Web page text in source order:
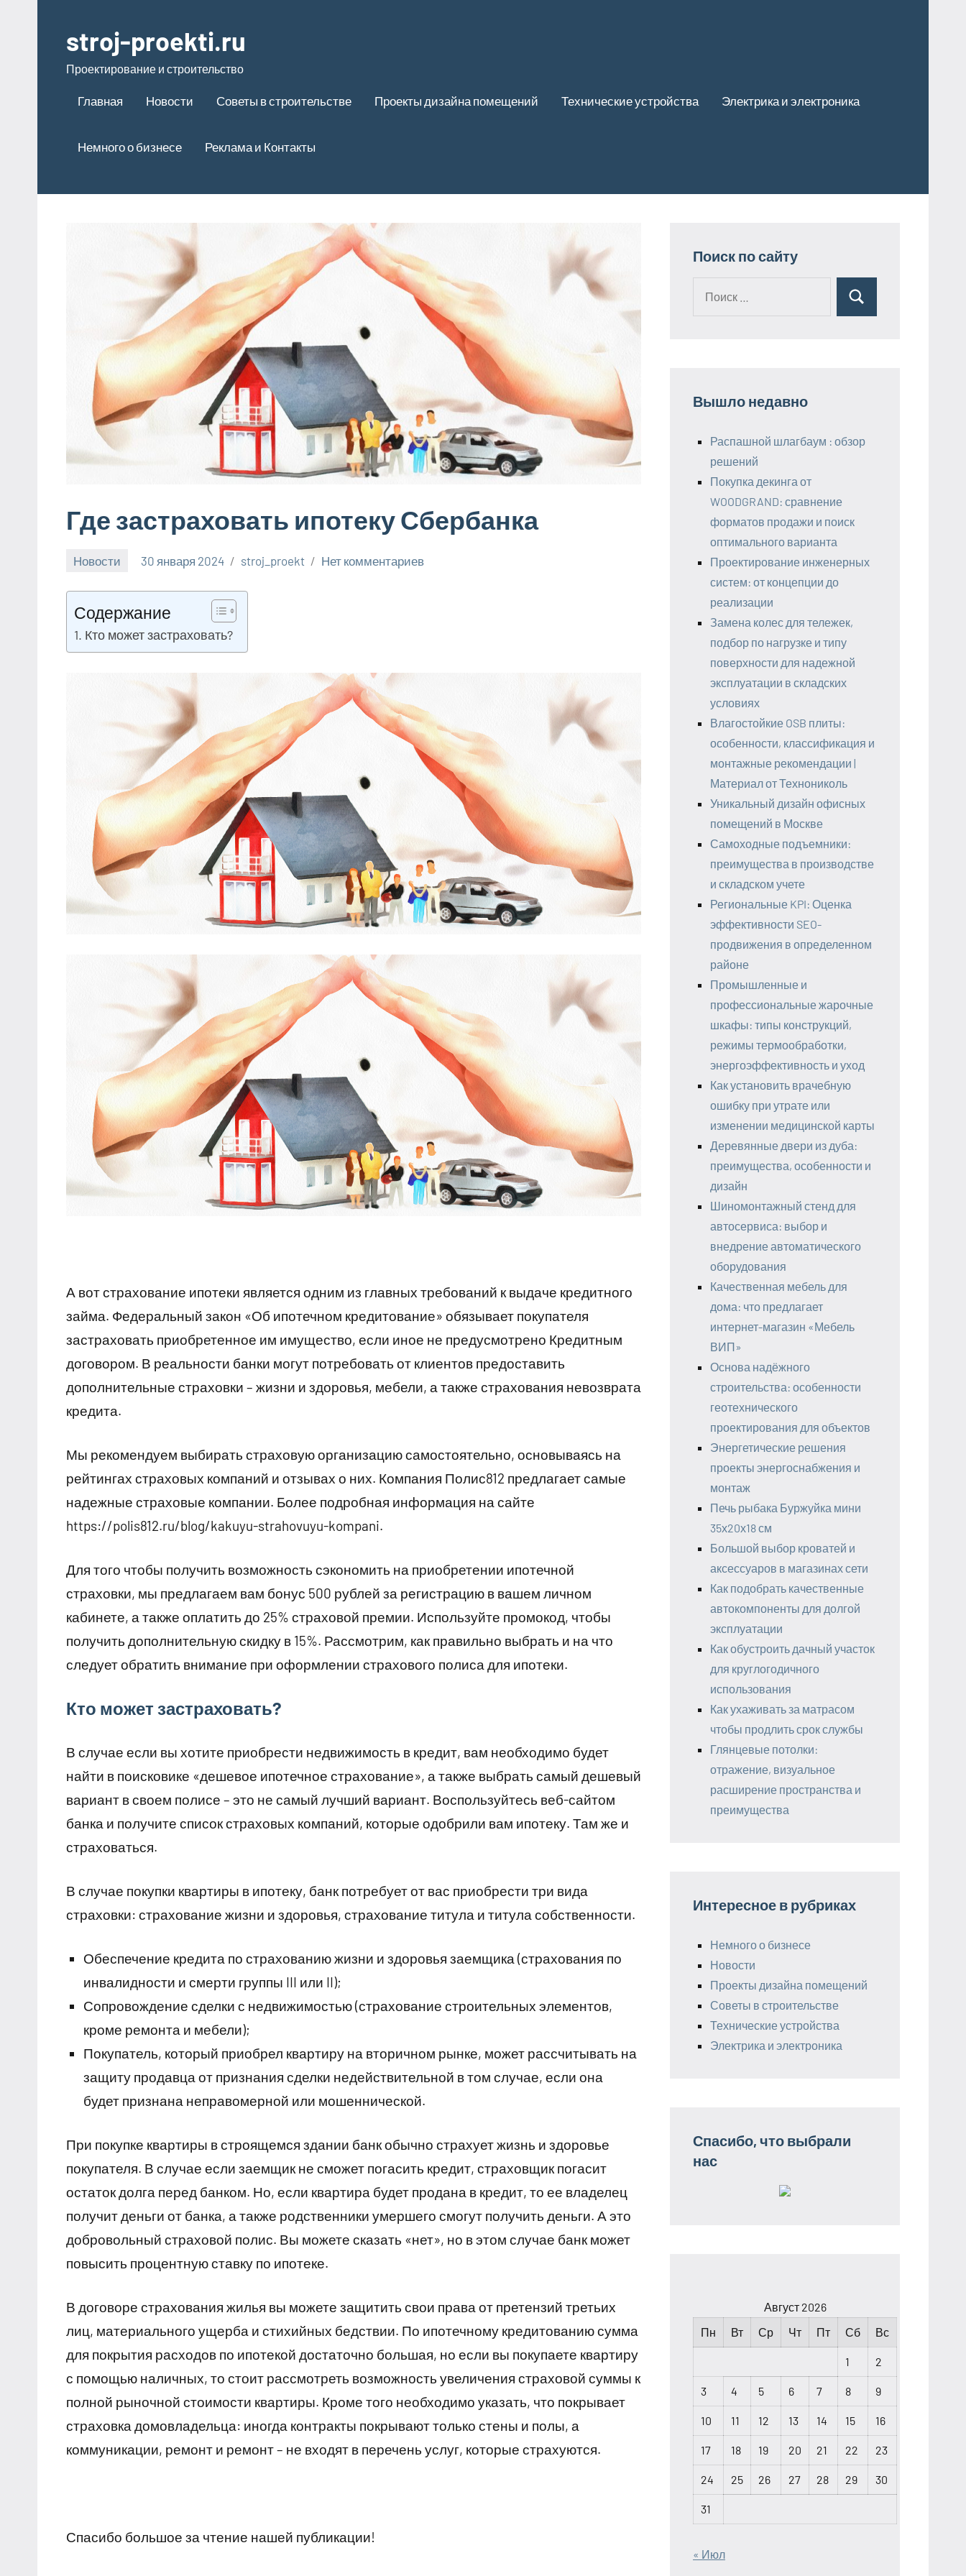
содержимому
stroj-proekti.ru
Проектирование и строительство
Главная Новости Советы в строительстве Проекты дизайна помещений Технические устройства Электрика и электроника
Немного о бизнесе Реклама и Контакты
Где застраховать ипотеку Сбербанка
Новости 30 января 2024 stroj_proekt Нет комментариев
Содержание
Кто может застраховать?
А вот страхование ипотеки является одним из главных требований к выдаче кредитного
займа. Федеральный закон «Об ипотечном кредитование» обязывает покупателя
застраховать приобретенное им имущество, если иное не предусмотрено Кредитным
договором. В реальности банки могут потребовать от клиентов предоставить
дополнительные страховки – жизни и здоровья, мебели, а также страхования невозврата
кредита.
Мы рекомендуем выбирать страховую организацию самостоятельно, основываясь на
рейтингах страховых компаний и отзывах о них. Компания Полис812 предлагает самые
надежные страховые компании. Более подробная информация на сайте
https://polis812.ru/blog/kakuyu-strahovuyu-kompani.
Для того чтобы получить возможность сэкономить на приобретении ипотечной
страховки, мы предлагаем вам бонус 500 рублей за регистрацию в вашем личном
кабинете, а также оплатить до 25% страховой премии. Используйте промокод, чтобы
получить дополнительную скидку в 15%. Рассмотрим, как правильно выбрать и на что
следует обратить внимание при оформлении страхового полиса для ипотеки.
Кто может застраховать?
В случае если вы хотите приобрести недвижимость в кредит, вам необходимо будет
найти в поисковике «дешевое ипотечное страхование», а также выбрать самый дешевый
вариант в своем полисе – это не самый лучший вариант. Воспользуйтесь веб-сайтом
банка и получите список страховых компаний, которые одобрили вам ипотеку. Там же и
страховаться.
В случае покупки квартиры в ипотеку, банк потребует от вас приобрести три вида
страховки: страхование жизни и здоровья, страхование титула и титула собственности.
Обеспечение кредита по страхованию жизни и здоровья заемщика (страхования по
инвалидности и смерти группы III или II);
Сопровождение сделки с недвижимостью (страхование строительных элементов,
кроме ремонта и мебели);
Покупатель, который приобрел квартиру на вторичном рынке, может рассчитывать на
защиту продавца от признания сделки недействительной в том случае, если она
будет признана неправомерной или мошеннической.
При покупке квартиры в строящемся здании банк обычно страхует жизнь и здоровье
покупателя. В случае если заемщик не сможет погасить кредит, страховщик погасит
остаток долга перед банком. Но, если квартира будет продана в кредит, то ее владелец
получит деньги от банка, а также родственники умершего смогут получить деньги. А это
добровольный страховой полис. Вы можете сказать «нет», но в этом случае банк может
повысить процентную ставку по ипотеке.
В договоре страхования жилья вы можете защитить свои права от претензий третьих
лиц, материального ущерба и стихийных бедствии. По ипотечному кредитованию сумма
для покрытия расходов по ипотекой достаточно большая, но если вы покупаете квартиру
с помощью наличных, то стоит рассмотреть возможность увеличения страховой суммы к
полной рыночной стоимости квартиры. Кроме того необходимо указать, что покрывает
страховка домовладельца: иногда контракты покрывают только стены и полы, а
коммуникации, ремонт и ремонт – не входят в перечень услуг, которые страхуются.
Спасибо большое за чтение нашей публикации!
Поиск по сайту
Поиск
Вышло недавно
Распашной шлагбаум : обзор
решений
Покупка декинга от
WOODGRAND: сравнение
форматов продажи и поиск
оптимального варианта
Проектирование инженерных
систем: от концепции до
реализации
Замена колес для тележек,
подбор по нагрузке и типу
поверхности для надежной
эксплуатации в складских
условиях
Влагостойкие OSB плиты:
особенности, классификация и
монтажные рекомендации |
Материал от Технониколь
Уникальный дизайн офисных
помещений в Москве
Самоходные подъемники:
преимущества в производстве
и складском учете
Региональные KPI: Оценка
эффективности SEO-
продвижения в определенном
районе
Промышленные и
профессиональные жарочные
шкафы: типы конструкций,
режимы термообработки,
энергоэффективность и уход
Как установить врачебную
ошибку при утрате или
изменении медицинской карты
Деревянные двери из дуба:
преимущества, особенности и
дизайн
Шиномонтажный стенд для
автосервиса: выбор и
внедрение автоматического
оборудования
Качественная мебель для
дома: что предлагает
интернет-магазин «Мебель
ВИП»
Основа надёжного
строительства: особенности
геотехнического
проектирования для объектов
Энергетические решения
проекты энергоснабжения и
монтаж
Печь рыбака Буржуйка мини
35х20х18 см
Большой выбор кроватей и
аксессуаров в магазинах сети
Как подобрать качественные
автокомпоненты для долгой
эксплуатации
Как обустроить дачный участок
для круглогодичного
использования
Как ухаживать за матрасом
чтобы продлить срок службы
Глянцевые потолки:
отражение, визуальное
расширение пространства и
преимущества
Интересное в рубриках
Немного о бизнесе
Новости
Проекты дизайна помещений
Советы в строительстве
Технические устройства
Электрика и электроника
Спасибо, что выбрали
нас
Август 2026
Пн
Вт Ср Чт Пт Сб Вс
1 2
3 4 5 6 7 8 9
10 11 12 13 14 15 16
17 18 19 20 21 22 23
24 25 26 27 28 29 30
31
« Июл